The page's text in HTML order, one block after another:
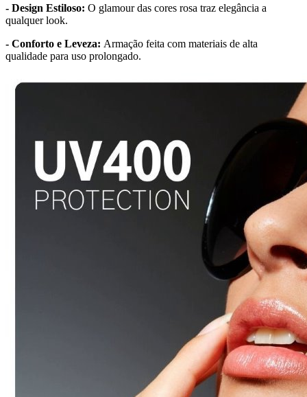
- Design Estiloso: O glamour das cores rosa traz elegância a
qualquer look.
- Conforto e Leveza: Armação feita com materiais de alta
qualidade para uso prolongado.